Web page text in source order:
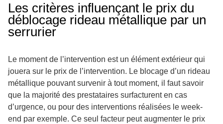
Les critères influençant le prix du
déblocage rideau métallique par un
serrurier
Le moment de l’intervention est un élément extérieur qui
jouera sur le prix de l’intervention. Le blocage d’un rideau
métallique pouvant survenir à tout moment, il faut savoir
que la majorité des prestataires surfacturent en cas
d’urgence, ou pour des interventions réalisées le week-
end par exemple. Ce seul facteur peut augmenter le prix